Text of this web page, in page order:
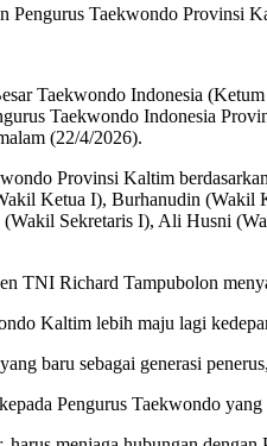
Taekwondo Indonesia
Taekwondo Indonesia
(22/4/2026).
Provinsi Kaltim
Ketua I), Burhanudin
Sekretaris I), Ali Husni
TNI Richard Tampubolon
Kaltim lebih maju lagi
baru sebagai generasi
Pengurus Taekwondo